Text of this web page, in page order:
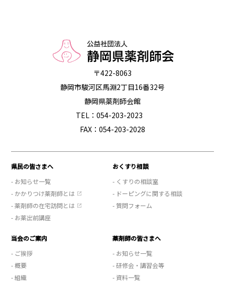
〒422-8063
静岡市駿河区馬淵2丁目16番32号
静岡県薬剤師会館
TEL：054-203-2023
FAX：054-203-2028
県民の皆さまへ
- お知らせ一覧
- かかりつけ薬剤師とは
- 薬剤師の在宅訪問とは
- お薬出前講座
おくすり相談
- くすりの相談室
- ドーピングに関する相談
- 質問フォーム
当会のご案内
- ご挨拶
- 概要
- 組織
薬剤師の皆さまへ
- お知らせ一覧
- 研修会・講習会等
- 資料一覧